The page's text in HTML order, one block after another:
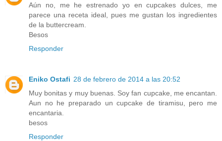
Aún no, me he estrenado yo en cupcakes dulces, me
parece una receta ideal, pues me gustan los ingredientes
de la buttercream.
Besos
Responder
Eniko Ostafi 28 de febrero de 2014 a las 20:52
Muy bonitas y muy buenas. Soy fan cupcake, me encantan.
Aun no he preparado un cupcake de tiramisu, pero me
encantaria.
besos
Responder